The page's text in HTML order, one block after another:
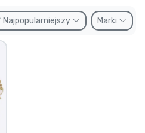
Najpopularniejszy Marki